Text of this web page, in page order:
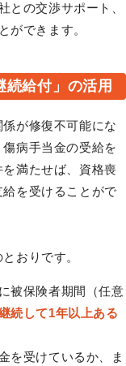
との交渉サポート、
ができます。
給付」の活用
が修復不可能にな
病手当金の受給を
を満たせば、資格喪
を受けることがで
おりです。
被保険者期間（任意
続して1年以上ある
を受けているか、ま